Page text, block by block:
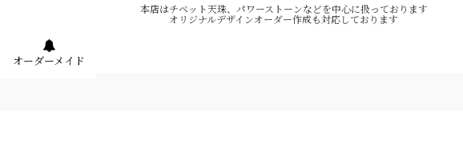
本店はチベット天珠、パワーストーンなどを中心に扱っております
オリジナルデザインオーダー作成も対応しております
オーダーメイド